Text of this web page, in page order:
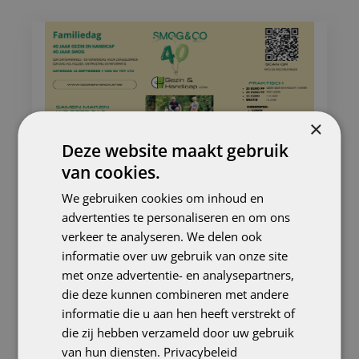
15/07/2026
Feestelijke familiedag – Gezin
en Handicap / SMOG & CO
Vier mee op de jubileum-familiedag
van Gezin en Handicap en SMOG &
×
Deze website maakt gebruik
van cookies.
We gebruiken cookies om inhoud en
advertenties te personaliseren en om ons
verkeer te analyseren. We delen ook
informatie over uw gebruik van onze site
met onze advertentie- en analysepartners,
die deze kunnen combineren met andere
informatie die u aan hen heeft verstrekt of
die zij hebben verzameld door uw gebruik
van hun diensten. Privacybeleid